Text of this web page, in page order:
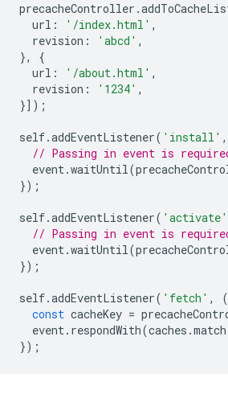
precacheController .
url : '/index.html' ,
revision : 'abcd' ,
},
{
url : '/about.html' ,
revision : '1234' ,
}]);
self.addEventListener( 'install' ,
// Passing in event is
event.waitUntil(
});
self.addEventListener( 'activate'
// Passing in event is
event.waitUntil(
});
self.addEventListener( 'fetch' , (
const cacheKey =
event. respondWith(caches .match
});